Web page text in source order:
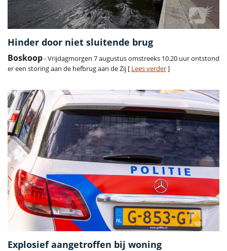
Hinder door niet sluitende brug
Boskoop- Vrijdagmorgen 7 augustus omstreeks 10.20 uur ontstond
er een storing aan de hefbrug aan de Zij [ Lees verder]
Explosief aangetroffen bij woning